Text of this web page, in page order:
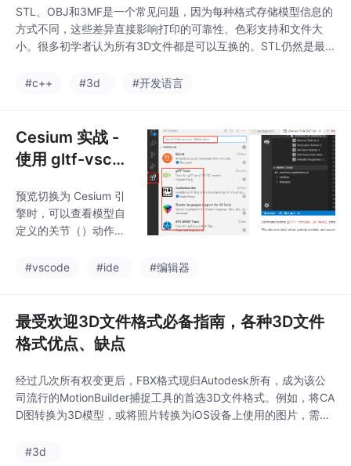
STL、OBJ和3MF是一个常见问题，因为每种格式存储模型信息的
方式不同，这些差异直接影响打印的可靠性、色彩支持和文件大
小。很多初学者认为所有3D文件都是可以互换的。STL仍然是最
几何体、材质、比例和元数据存储在一个文件中。如果你还在导出
#c++ #3d #开发语言
Cesium 实战 -
使用 gltf-vscod
及编辑 glTF 和
GLB 模型
预览切换为 Cesium 引
擎时，可以查看模型自
定义的关节（）动作：
推器模块组件，并且调
ons）
#vscode #ide #编辑器
最受欢迎3D文件格式必备指南，各种3D文件
格式优点、缺点
经过几次所有权变更后，FBX格式现归Autodesk所有，成为该公
司流行的MotionBuilder捕捉工具的首选3D文件格式。例如，将CA
D图转换为3D模型，或将照片转换为iOS设备上使用的图片，需要
工具。过去，3D建模是一个复杂的过程，文件类型繁多。这造成
#3d